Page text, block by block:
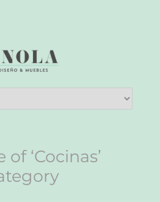
‘Cocinas’